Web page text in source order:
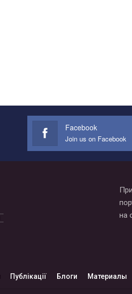
Facebook
Join us on Facebook
на
Публікації Блоги Материалы